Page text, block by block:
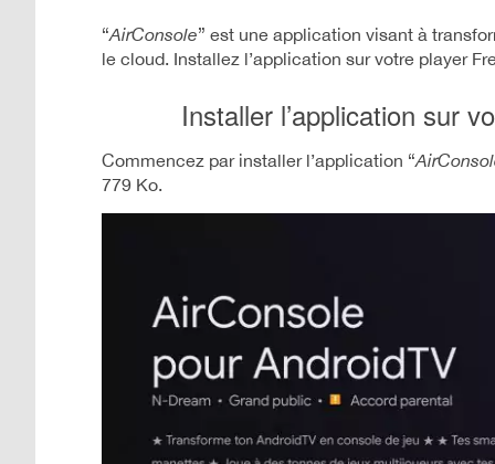
“AirConsole” est une application visant à
le cloud. Installez l’application sur votre player
Installer l’application sur
Commencez par installer l’application “
779 Ko.